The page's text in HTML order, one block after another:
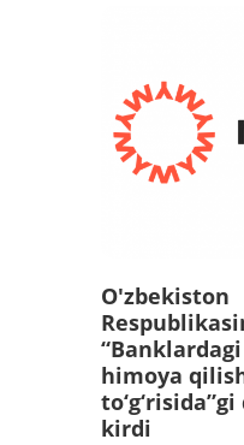
O'zbekiston
himoya
kirdi